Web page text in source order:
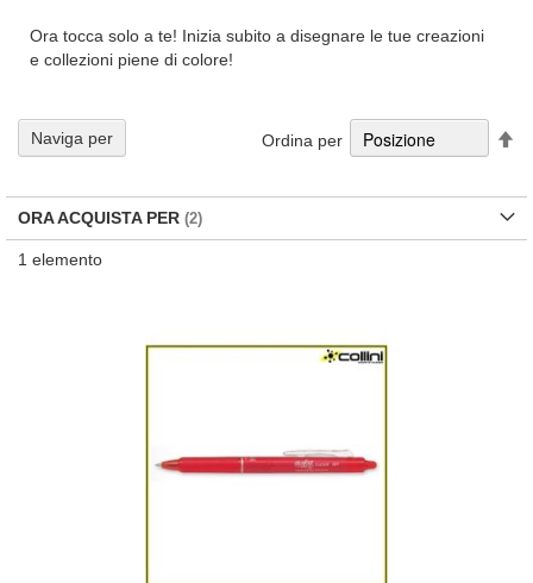
Ora tocca solo a te! Inizia subito a disegnare le tue creazioni
e collezioni piene di colore!
1 elemento
Ordina per
Naviga per
ORA ACQUISTA PER